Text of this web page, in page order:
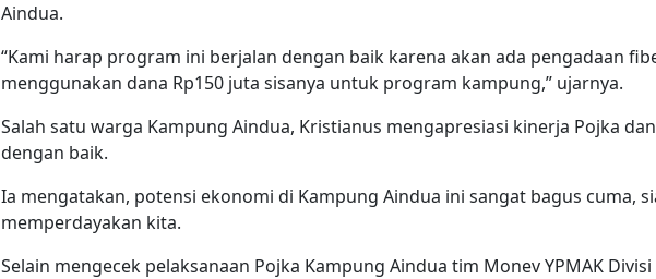
Aindua.
“Kami harap program ini berjalan dengan baik karena akan ada pengadaan
menggunakan dana Rp150 juta sisanya untuk program kampung,” ujarnya.
Salah satu warga Kampung Aindua, Kristianus mengapresiasi kinerja Pojka
dengan baik.
Ia mengatakan, potensi ekonomi di Kampung Aindua ini sangat bagus cuma,
memperdayakan kita.
Selain mengecek pelaksanaan Pojka Kampung Aindua tim Monev YPMAK